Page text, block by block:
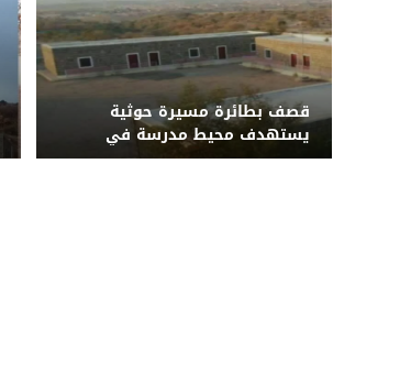
قصف بطائرة مسيرة حوثية
يستهدف محيط مدرسة في
الضالع ويُلحق أضراراً بمنازل